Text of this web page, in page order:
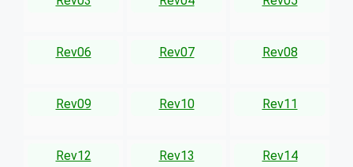
Rev06 Rev07 Rev08
Rev09 Rev10 Rev11
Rev12 Rev13 Rev14